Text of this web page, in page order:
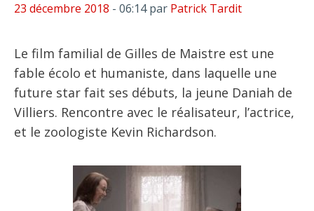
23 décembre 2018 - 06:14 par Patrick Tardit
Le film familial de Gilles de Maistre est une
fable écolo et humaniste, dans laquelle une
future star fait ses débuts, la jeune Daniah de
Villiers. Rencontre avec le réalisateur, l’actrice,
et le zoologiste Kevin Richardson.